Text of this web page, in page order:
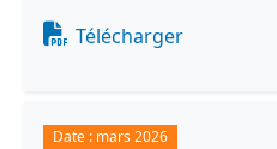
Document
Télécharger
Date : mars 2026